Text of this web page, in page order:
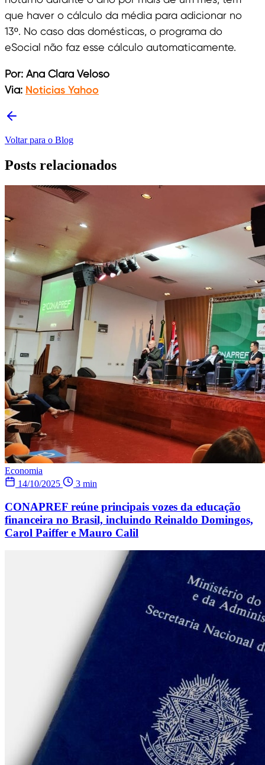
que haver o cálculo da média para adicionar no
13º. No caso das domésticas, o programa do
eSocial não faz esse cálculo automaticamente.
Por: Ana Clara Veloso
Via: Noticias Yahoo
Voltar para o Blog
Posts relacionados
Economia
14/10/2025
3 min
CONAPREF reúne principais vozes da educação
financeira no Brasil, incluindo Reinaldo Domingos,
Carol Paiffer e Mauro Calil